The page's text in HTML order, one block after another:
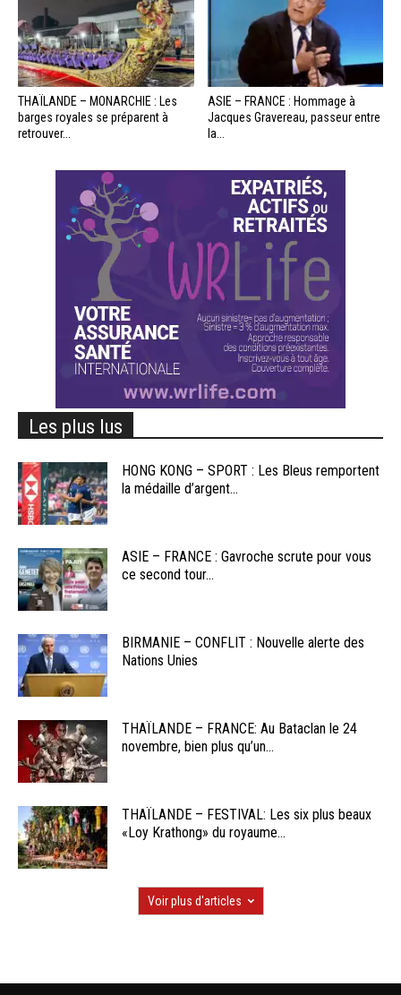
THAÏLANDE – MONARCHIE : Les
barges royales se préparent à
retrouver...
ASIE – FRANCE : Hommage à
Jacques Gravereau, passeur entre
la...
Les plus lus
HONG KONG – SPORT : Les Bleus remportent
la médaille d’argent...
ASIE – FRANCE : Gavroche scrute pour vous
ce second tour...
BIRMANIE – CONFLIT : Nouvelle alerte des
Nations Unies
THAÏLANDE – FRANCE: Au Bataclan le 24
novembre, bien plus qu’un...
THAÏLANDE – FESTIVAL: Les six plus beaux
«Loy Krathong» du royaume...
Voir plus d'articles